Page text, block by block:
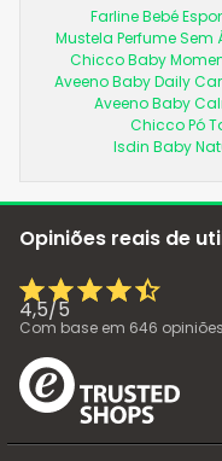
Farline Bebé
Mustela Perfume
Chicco Baby
Aveeno Baby Daily
Aveeno Baby
Chicco Pó
Isdin Baby
Opiniões reais de
4,5/5
Com base em 646 opiniões